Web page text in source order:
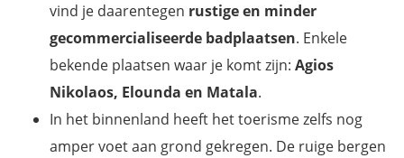
vind je daarentegen rustige en minder
gecommercialiseerde badplaatsen. Enkele
bekende plaatsen waar je komt zijn: Agios
Nikolaos, Elounda en Matala.
In het binnenland heeft het toerisme zelfs nog
amper voet aan grond gekregen. De ruige bergen